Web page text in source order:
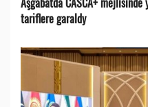
tariflere garaldy